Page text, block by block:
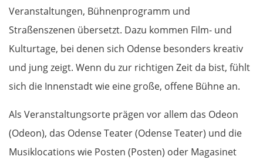
Veranstaltungen, Bühnenprogramm und
Straßenszenen übersetzt. Dazu kommen Film- und
Kulturtage, bei denen sich Odense besonders kreativ
und jung zeigt. Wenn du zur richtigen Zeit da bist, fühlt
sich die Innenstadt wie eine große, offene Bühne an.
Als Veranstaltungsorte prägen vor allem das Odeon
(Odeon), das Odense Teater (Odense Teater) und die
Musiklocations wie Posten (Posten) oder Magasinet
Gaeta
Rom
Perugia